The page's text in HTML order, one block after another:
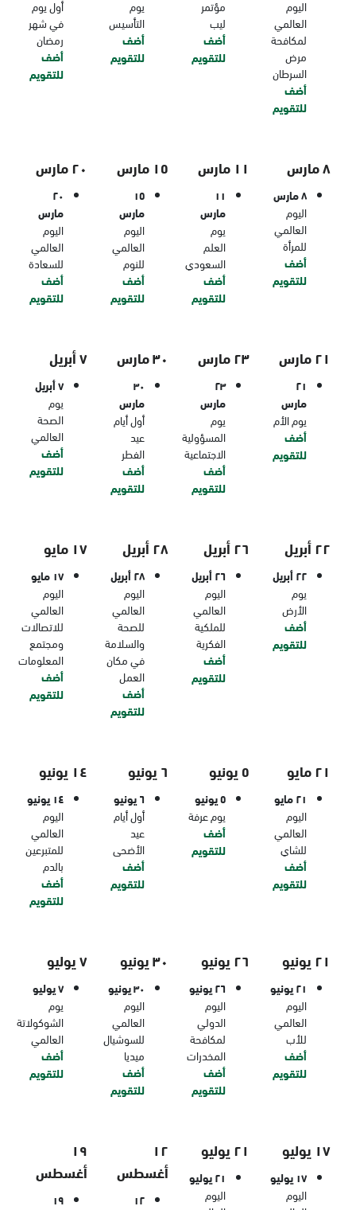
اليوم
العالمي
لمكافحة
مرض
السرطان
أضف
للتقويم
مؤتمر
ليب
أضف
للتقويم
يوم
التأسيس
أضف
للتقويم
أول يوم
في شهر
رمضان
أضف
للتقويم
٨ مارس
٨ مارس
اليوم
العالمي
للمرأة
أضف
للتقويم
١١ مارس
١١
مارس
يوم
العلم
السعودي
أضف
للتقويم
١٥ مارس
١٥
مارس
اليوم
العالمي
للنوم
أضف
للتقويم
٢٠ مارس
٢٠
مارس
اليوم
العالمي
للسعادة
أضف
للتقويم
٢١ مارس
٢١
مارس
يوم الأم
أضف
للتقويم
٢٣ مارس
٢٣
مارس
يوم
المسؤولية
الاجتماعية
أضف
للتقويم
٣٠ مارس
٣٠
مارس
أول أيام
عيد
الفطر
أضف
للتقويم
٧ أبريل
٧ أبريل
يوم
الصحة
العالمي
أضف
للتقويم
٢٢ أبريل
٢٢ أبريل
يوم
الأرض
أضف
للتقويم
٢٦ أبريل
٢٦ أبريل
اليوم
العالمي
للملكية
الفكرية
أضف
للتقويم
٢٨ أبريل
٢٨ أبريل
اليوم
العالمي
للصحة
والسلامة
في مكان
العمل
أضف
للتقويم
١٧ مايو
١٧ مايو
اليوم
العالمي
للاتصالات
ومجتمع
المعلومات
أضف
للتقويم
٢١ مايو
٢١ مايو
اليوم
العالمي
للشاي
أضف
للتقويم
٥ يونيو
٥ يونيو
يوم عرفة
أضف
للتقويم
٦ يونيو
٦ يونيو
أول أيام
عيد
الأضحى
أضف
للتقويم
١٤ يونيو
١٤ يونيو
اليوم
العالمي
للمتبرعين
بالدم
أضف
للتقويم
٢١ يونيو
٢١ يونيو
اليوم
العالمي
للأب
أضف
للتقويم
٢٦ يونيو
٢٦ يونيو
اليوم
الدولي
لمكافحة
المخدرات
أضف
للتقويم
٣٠ يونيو
٣٠ يونيو
اليوم
العالمي
للسوشيال
ميديا
أضف
للتقويم
٧ يوليو
٧ يوليو
يوم
الشوكولاتة
العالمي
أضف
للتقويم
١٧ يوليو
١٧ يوليو
اليوم
٢١ يوليو
٢١ يوليو
اليوم
١٢
أغسطس
١٢
١٩
أغسطس
١٩